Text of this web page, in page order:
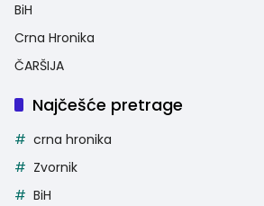
BiH
Crna Hronika
ČARŠIJA
Najčešće pretrage
crna hronika
Zvornik
BiH